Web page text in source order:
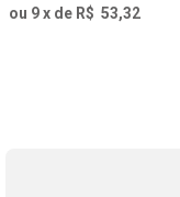
ou 9x de R$ 53,32